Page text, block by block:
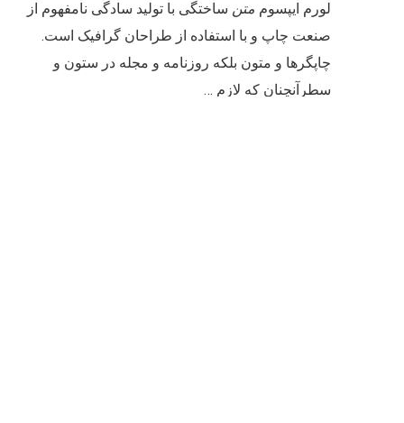
لورم ایپسوم متن ساختگی با تولید سادگی نامفهوم از
صنعت چاپ و با استفاده از طراحان گرافیک است.
چاپگرها و متون بلکه روزنامه و مجله در ستون و
سطرآنچنان که لازم …